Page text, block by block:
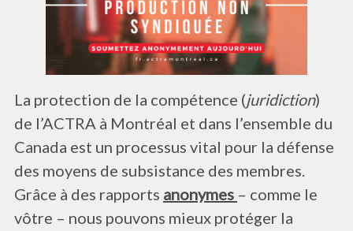
La protection de la compétence (juridiction)
de l’ACTRA à Montréal et dans l’ensemble du
Canada est un processus vital pour la défense
des moyens de subsistance des membres.
Grâce à des rapports anonymes – comme le
vôtre – nous pouvons mieux protéger la